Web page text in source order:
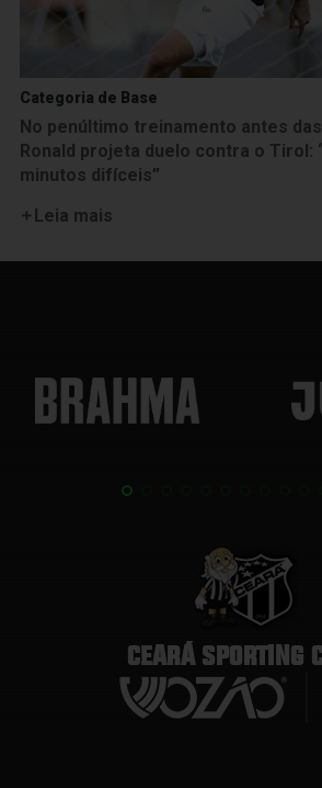
Categoria de Base
No penúltimo treinamento antes
Ronald projeta duelo contra o Tirol:
minutos difíceis”
Leia mais
CEARÁ SPORTING